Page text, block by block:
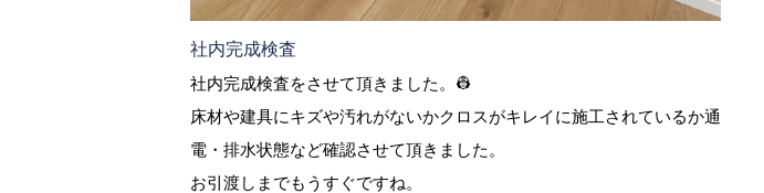
社内完成検査
社内完成検査をさせて頂きました。👷
床材や建具にキズや汚れがないかクロスがキレイに施工されているか通
電・排水状態など確認させて頂きました。
お引渡しまでもうすぐですね。